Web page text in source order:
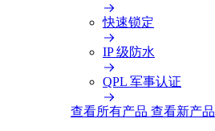
快速锁定
IP 级防水
QPL 军事认证
查看所有产品 查看新产品